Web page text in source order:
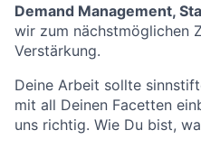
Demand Management,
wir zum nächstmöglichen
Verstärkung.
Deine Arbeit sollte
mit all Deinen Facetten
uns richtig. Wie Du bist,